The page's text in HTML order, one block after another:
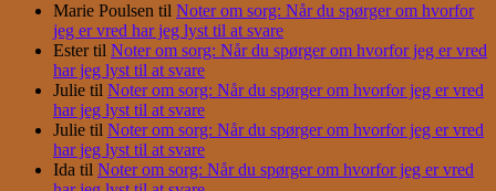
Marie Poulsen til Noter om sorg: Når du spørger om hvorfor
jeg er vred har jeg lyst til at svare
Estertil Noter om sorg: Når du spørger om hvorfor jeg er vred
har jeg lyst til at svare
Julie til Noter om sorg: Når du spørger om hvorfor jeg er vred
har jeg lyst til at svare
Julie til Noter om sorg: Når du spørger om hvorfor jeg er vred
har jeg lyst til at svare
Ida til Noter om sorg: Når du spørger om hvorfor jeg er vred